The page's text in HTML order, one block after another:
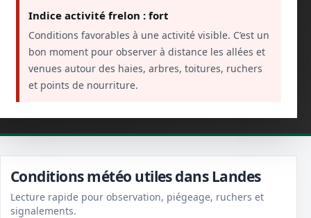
Indice activité frelon : fort
Conditions favorables à une activité visible. C’est un
bon moment pour observer à distance les allées et
venues autour des haies, arbres, toitures, ruchers
et points de nourriture.
Conditions météo utiles dans Landes
Lecture rapide pour observation, piégeage, ruchers et
signalements.